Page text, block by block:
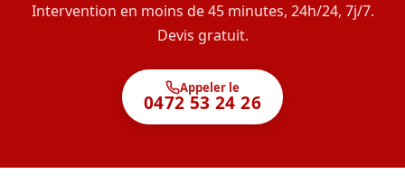
Intervention en moins de 45 minutes, 24h/24, 7j/7.
Devis gratuit.
Appeler le
0472 53 24 26